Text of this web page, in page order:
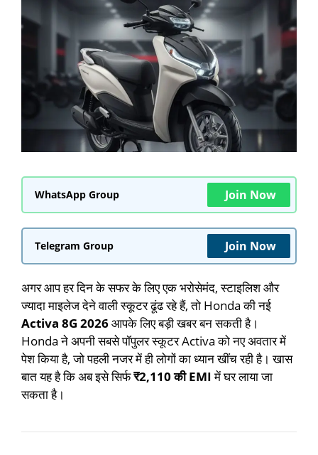
WhatsApp Group Join Now
Telegram Group Join Now
अगर आप हर दिन के सफर के लिए एक भरोसेमंद, स्टाइलिश और
ज्यादा माइलेज देने वाली स्कूटर ढूंढ रहे हैं, तो Honda की नई
Activa 8G 2026आपके लिए बड़ी खबर बन सकती है।
Honda ने अपनी सबसे पॉपुलर स्कूटर Activa को नए अवतार में
पेश किया है, जो पहली नजर में ही लोगों का ध्यान खींच रही है। खास
बात यह है कि अब इसे सिर्फ₹2,110 की EMIमें घर लाया जा
सकता है।